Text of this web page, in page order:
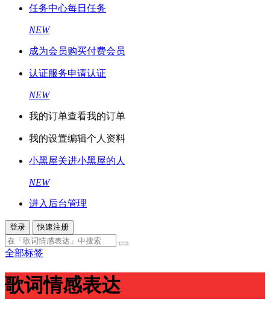
任务中心每日任务
NEW
成为会员购买付费会员
认证服务申请认证
NEW
我的订单查看我的订单
我的设置编辑个人资料
小黑屋关进小黑屋的人
NEW
进入后台管理
登录 快速注册
全部标签
歌词情感表达